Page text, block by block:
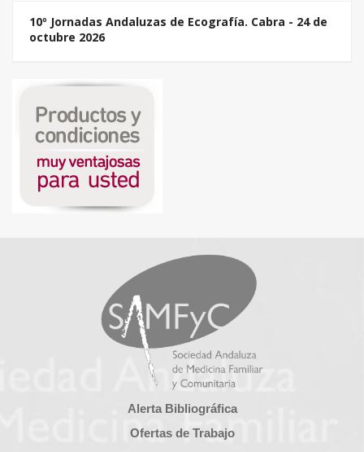
10º Jornadas Andaluzas de Ecografía. Cabra - 24 de
octubre 2026
Alerta Bibliográfica
Ofertas de Trabajo